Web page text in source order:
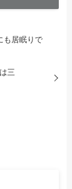
も居眠りで
三